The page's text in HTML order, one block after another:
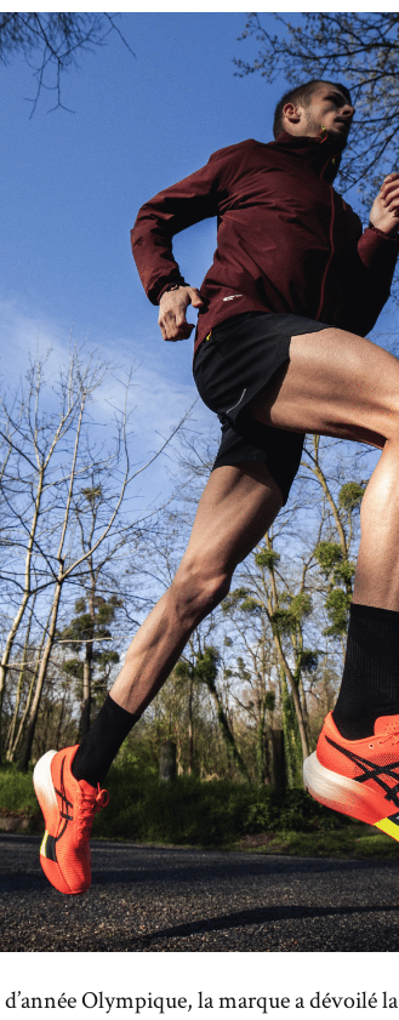
Olympique, la marque a dévoilé la